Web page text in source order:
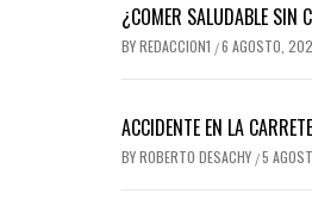
¿COMER SALUDABLE SIN
BYREDACCION1 /6 AGOSTO,
ACCIDENTE EN LA
BYROBERTO DESACHY /5